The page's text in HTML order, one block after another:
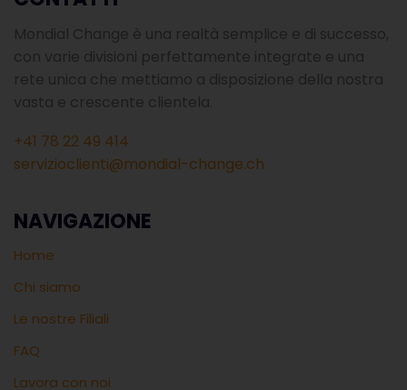
Mondial Change è una realtà semplice e di successo,
con varie divisioni perfettamente integrate e una
rete unica che mettiamo a disposizione della nostra
vasta e crescente clientela.
+41 78 22 49 414
servizioclienti@mondial-change.ch
NAVIGAZIONE
Home
Chi siamo
Le nostre Filiali
FAQ
Lavora con noi